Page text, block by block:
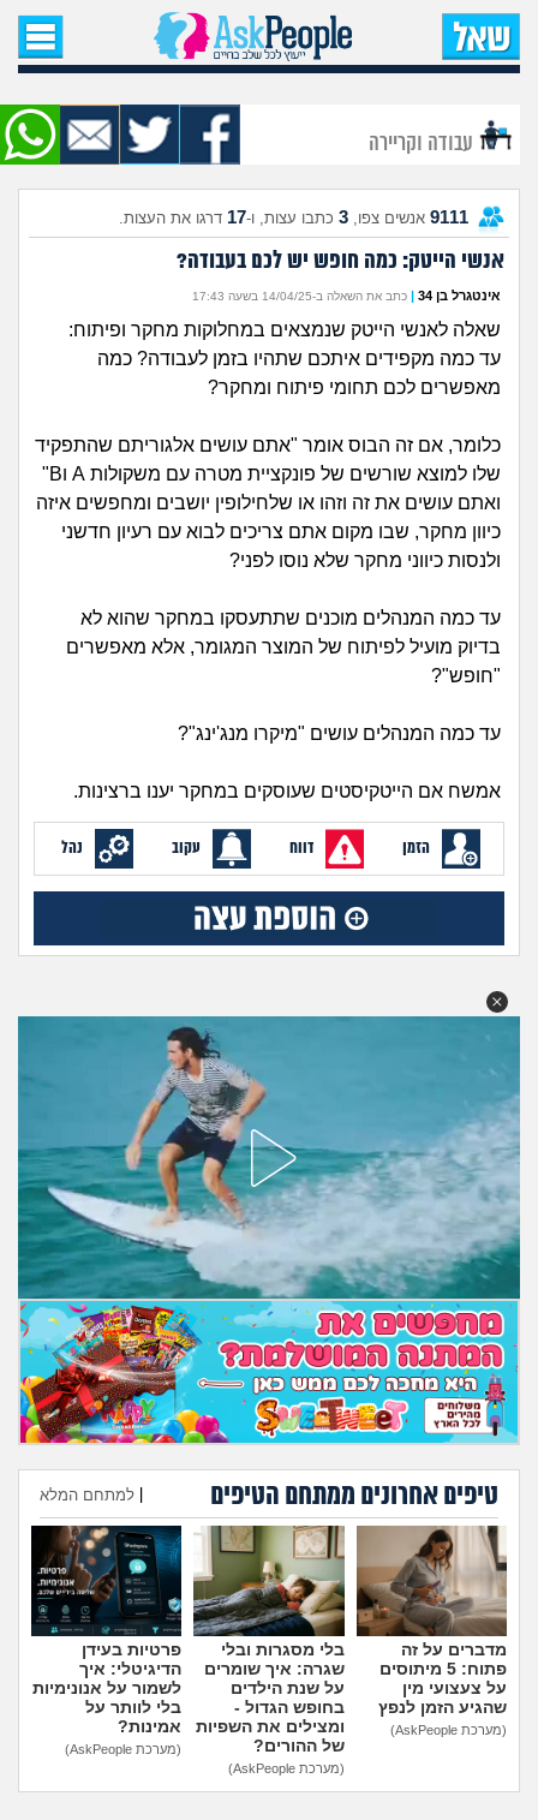
עמוד הבית
שאל שאלה
שאלות חדשות
שאלות שעוררו עניין
עצות חדשות
מה קורה כאן?
מדורים
זוגיות
הורות ומשפחה
מתבגרים
מהבקו"ם... ועד מתי?!
לימודים וסטודנטים
עבודה וקריירה
בית, שכנים ושותפים
מה שעובר עליי
שומרים על הגוף
פיננסי וכלכלה
בין הסדינים
חיות מחמד
יוקר המחיה
חיפוש שאלות
התחברות
עבודה וקריירה
9111 אנשים צפו, 3 כתבו עצות, ו-17 דרגו את העצות.
אנשי הייטק: כמה חופש יש לכם בעבודה?
אינטגרל בן 34 | כתב את השאלה ב-14/04/25 בשעה 17:43
שאלה לאנשי הייטק שנמצאים במחלוקות מחקר ופיתוח:
עד כמה מקפידים איתכם שתהיו בזמן לעבודה? כמה
מאפשרים לכם תחומי פיתוח ומחקר?
כלומר, אם זה הבוס אומר "אתם עושים אלגוריתם שהתפקיד
שלו למוצא שורשים של פונקציית מטרה עם משקולות A וB"
ואתם עושים את זה וזהו או שלחילופין יושבים ומחפשים איזה
כיוון מחקר, שבו מקום אתם צריכים לבוא עם רעיון חדשני
ולנסות כיווני מחקר שלא נוסו לפני?
עד כמה המנהלים מוכנים שתתעסקו במחקר שהוא לא
בדיוק מועיל לפיתוח של המוצר המגומר, אלא מאפשרים
"חופש"?
עד כמה המנהלים עושים "מיקרו מנג'ינג"?
אמשח אם הייטקיסטים שעוסקים במחקר יענו ברצינות.
הזמן דווח עקוב נהל
טיפים אחרונים ממתחם הטיפים למתחם המלא
הוספת טיפ
מדברים על זה
פתוח: 5 מיתוסים
על צעצועי מין
שהגיע הזמן לנפץ
(מערכת AskPeople)
בלי מסגרות ובלי
שגרה: איך שומרים
על שנת הילדים
בחופש הגדול -
ומצילים את השפיות
של ההורים?
(מערכת AskPeople)
פרטיות בעידן
הדיגיטלי: איך
לשמור על אנונימיות
בלי לוותר על
אמינות?
(מערכת AskPeople)